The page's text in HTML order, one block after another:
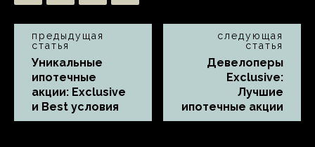
предыдущая
статья
Уникальные
ипотечные
акции: Exclusive
и Best условия
следующая
статья
Девелоперы
Exclusive:
Лучшие
ипотечные акции